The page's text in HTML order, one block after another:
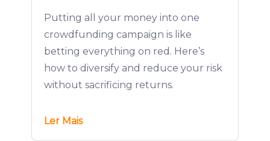
Putting all your money into one
crowdfunding campaign is like
betting everything on red. Here’s
how to diversify and reduce your risk
without sacrificing returns.
Ler Mais